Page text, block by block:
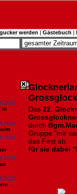
werden | Gästebuch |
in
Das 22.
durch
Gruppe "mir
das Fest ab.
für sie dabei